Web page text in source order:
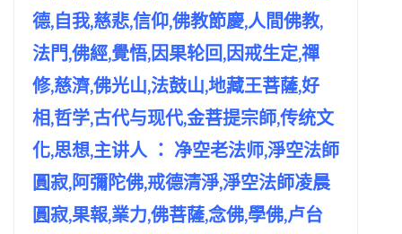
德,自我,慈悲,信仰,佛教節慶,人間佛教,
法門,佛經,覺悟,因果轮回,因戒生定,禪
修,慈濟,佛光山,法鼓山,地藏王菩薩,好
相,哲学,古代与现代,金菩提宗師,传统文
化,思想,主讲人 ： 净空老法师,淨空法師
圓寂,阿彌陀佛,戒德清淨,淨空法師凌晨
圓寂,果報,業力,佛菩薩,念佛,學佛,卢台